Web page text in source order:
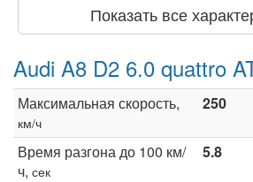
Показать все
Audi A8 D2 6.0 quattro
Максимальная скорость,
км/ч
250
Время разгона до 100 км/
ч, сек
5.8